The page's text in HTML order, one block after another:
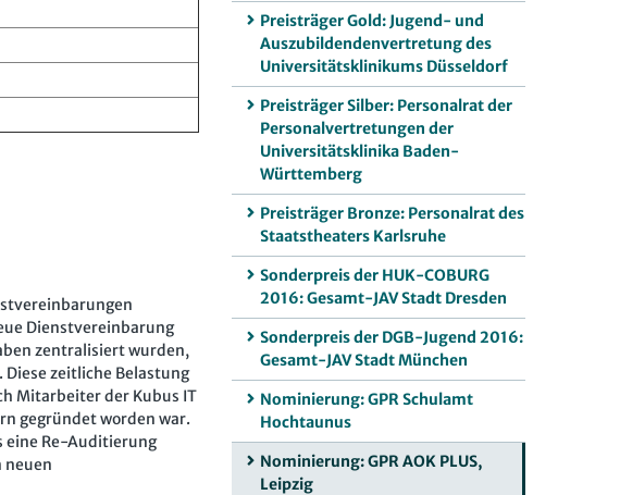
Dienstvereinbarung
zentralisiert wurden,
zeitliche Belastung
Mitarbeiter der Kubus IT
gegründet worden war.
eine Re-Auditierung
neuen
Preisträger Gold: Jugend- und
Auszubildendenvertretung des
Universitätsklinikums Düsseldorf
Preisträger Silber: Personalrat der
Personalvertretungen der
Universitätsklinika Baden-
Württemberg
Preisträger Bronze: Personalrat des
Staatstheaters Karlsruhe
Sonderpreis der HUK-COBURG
2016: Gesamt-JAV Stadt Dresden
Sonderpreis der DGB-Jugend 2016:
Gesamt-JAV Stadt München
Nominierung: GPR Schulamt
Hochtaunus
Nominierung: GPR AOK PLUS,
Leipzig